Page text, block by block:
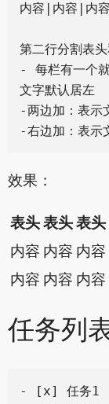
内容|内容|内容
第二行分割表头
- 每栏有一个
文字默认居左
-两边加：表示
效果：
表头表头表头
内容 内容 内容
内容 内容 内容
任务列
- [x] 任务1